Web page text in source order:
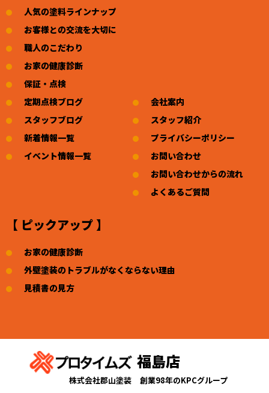
人気の塗料ラインナップ
お客様との交流を大切に
職人のこだわり
お家の健康診断
保証・点検
定期点検ブログ
スタッフブログ
新着情報一覧
イベント情報一覧
会社案内
スタッフ紹介
プライバシーポリシー
お問い合わせ
お問い合わせからの流れ
よくあるご質問
【 ピックアップ 】
お家の健康診断
外壁塗装のトラブルがなくならない理由
見積書の見方
福島店
株式会社郡山塗装 創業98年のKPCグループ